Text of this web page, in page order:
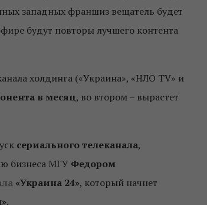
западных франшиз вещатель будет
будут повторы лучшего контента
холдинга («Украина», «НЛО TV» и
в месяц, во втором – вырастет
сериального телеканала,
бизнеса МГУ Федором
«Украина 24», который начнет
.